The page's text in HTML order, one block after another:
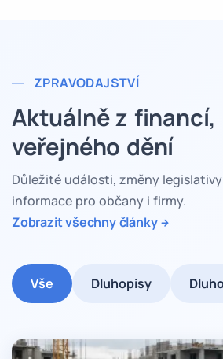
ZPRAVODAJSTVÍ
Aktuálně z financí,
veřejného dění
Důležité události, změny
informace pro občany i firmy.
Zobrazit všechny články
Vše Dluhopisy